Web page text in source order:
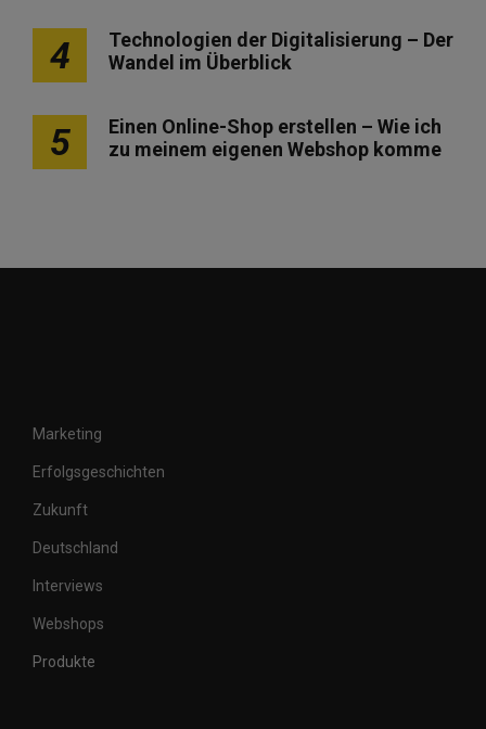
u
n
r
e
4
Technologien der Digitalisierung – Der
Wandel im Überblick
5
Einen Online-Shop erstellen – Wie ich
zu meinem eigenen Webshop komme
Marketing
Erfolgsgeschichten
Zukunft
Deutschland
Interviews
Webshops
Produkte